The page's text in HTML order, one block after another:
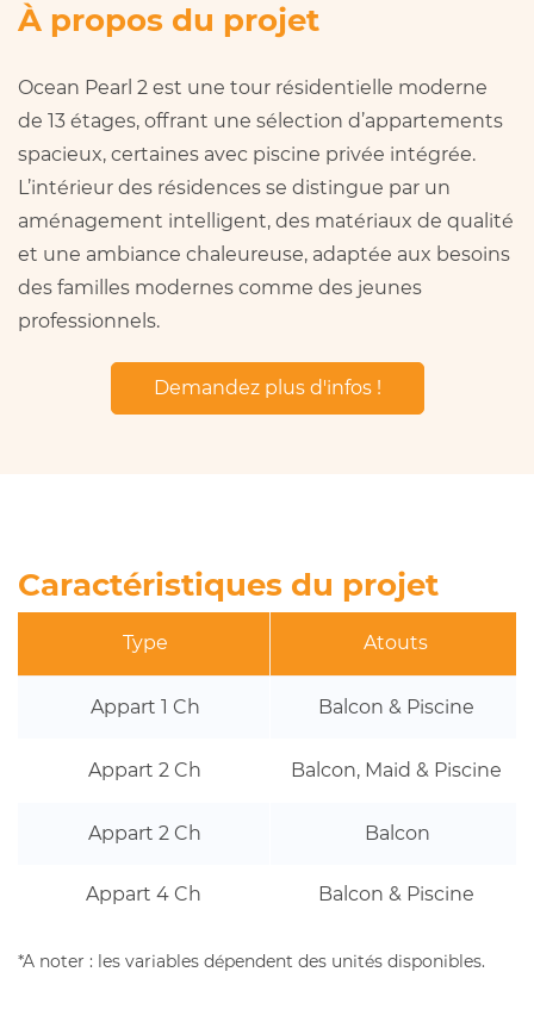
À propos du projet
Ocean Pearl 2 est une tour résidentielle moderne
de 13 étages, offrant une sélection d’appartements
spacieux, certaines avec piscine privée intégrée.
L’intérieur des résidences se distingue par un
aménagement intelligent, des matériaux de qualité
et une ambiance chaleureuse, adaptée aux besoins
des familles modernes comme des jeunes
professionnels.
Demandez plus d'infos !
Caractéristiques du projet
TYpe Atouts
Appart 1 Ch Balcon & Piscine
Appart 2 Ch BAlcon, Maid &Piscine
Appart 2 Ch Balcon
Appart 4 Ch BAlcon & Piscine
*A noter : les variables dépendent des unités disponibles.